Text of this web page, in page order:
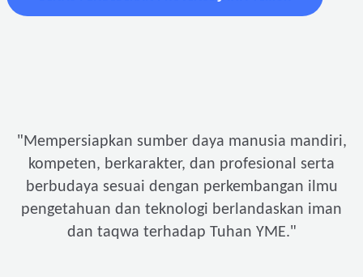
"Mempersiapkan sumber daya manusia mandiri,
kompeten, berkarakter, dan profesional serta
berbudaya sesuai dengan perkembangan ilmu
pengetahuan dan teknologi berlandaskan iman
dan taqwa terhadap Tuhan YME."